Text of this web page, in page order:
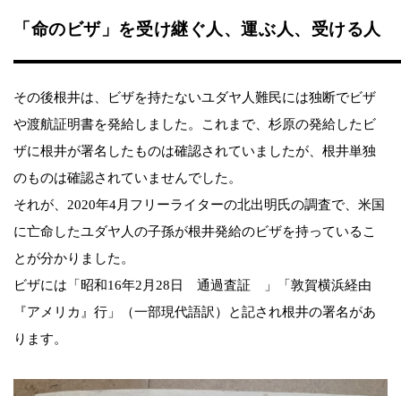
「命のビザ」を受け継ぐ人、運ぶ人、受ける人
その後根井は、ビザを持たないユダヤ人難民には独断でビザ
や渡航証明書を発給しました。これまで、杉原の発給したビ
ザに根井が署名したものは確認されていましたが、根井単独
のものは確認されていませんでした。
それが、2020年4月フリーライターの北出明氏の調査で、米国
に亡命したユダヤ人の子孫が根井発給のビザを持っているこ
とが分かりました。
ビザには「昭和16年2月28日 通過査証 」「敦賀横浜経由
『アメリカ』行」（一部現代語訳）と記され根井の署名があ
ります。